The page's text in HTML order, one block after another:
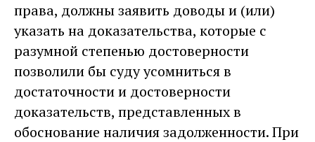
права, должны заявить доводы и (или)
указать на доказательства, которые с
разумной степенью достоверности
позволили бы суду усомниться в
достаточности и достоверности
доказательств, представленных в
обоснование наличия задолженности. При